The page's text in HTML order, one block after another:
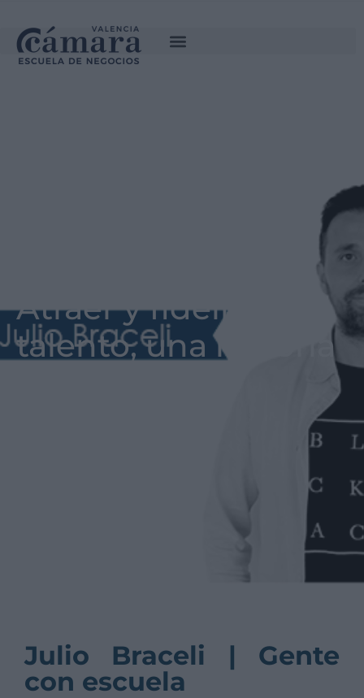
Atraer y fidelizar el
talento, una historia
Julio Braceli | Gente
con escuela